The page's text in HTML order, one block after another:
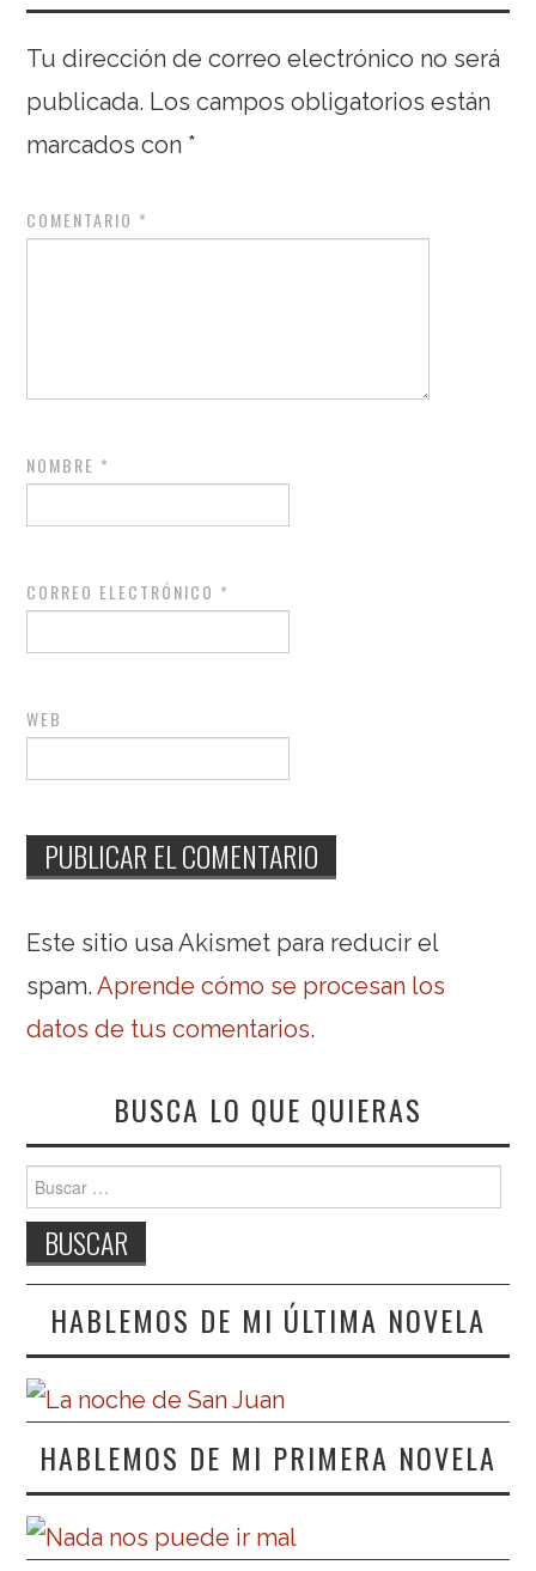
Tu dirección de correo electrónico no será
publicada. Los campos obligatorios están
marcados con *
COMENTARIO *
NOMBRE *
CORREO ELECTRÓNICO *
WEB
Este sitio usa Akismet para reducir el
spam.Aprende cómo se procesan los
datos de tus comentarios.
BUSCA LO QUE QUIERAS
Buscar:
HABLEMOS DE MI ÚLTIMA NOVELA
HABLEMOS DE MI PRIMERA NOVELA